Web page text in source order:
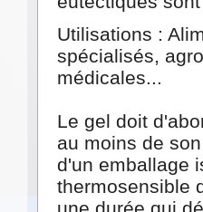
Utilisations :
spécialisés,
médicales...
Le gel doit
au moins de
d'un emballage
thermosensible